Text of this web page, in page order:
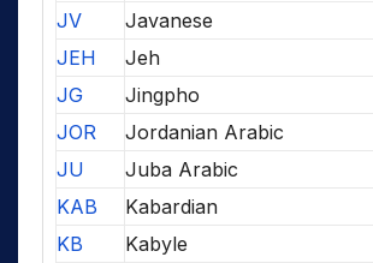
JV
Javanese
JEH
Jeh
JG
Jingpho
JOR
Jordanian Arabic
JU
Juba Arabic
KAB
Kabardian
KB
Kabyle